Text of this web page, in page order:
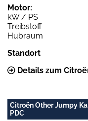
Motor:
kW / PS
Treibstoff
Hubraum
Standort
Details zum
Citroën Other Jumpy
PDC